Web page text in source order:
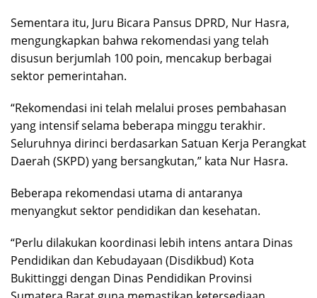
Sementara itu, Juru Bicara Pansus DPRD, Nur Hasra,
mengungkapkan bahwa rekomendasi yang telah
disusun berjumlah 100 poin, mencakup berbagai
sektor pemerintahan.
“Rekomendasi ini telah melalui proses pembahasan
yang intensif selama beberapa minggu terakhir.
Seluruhnya dirinci berdasarkan Satuan Kerja Perangkat
Daerah (SKPD) yang bersangkutan,” kata Nur Hasra.
Beberapa rekomendasi utama di antaranya
menyangkut sektor pendidikan dan kesehatan.
“Perlu dilakukan koordinasi lebih intens antara Dinas
Pendidikan dan Kebudayaan (Disdikbud) Kota
Bukittinggi dengan Dinas Pendidikan Provinsi